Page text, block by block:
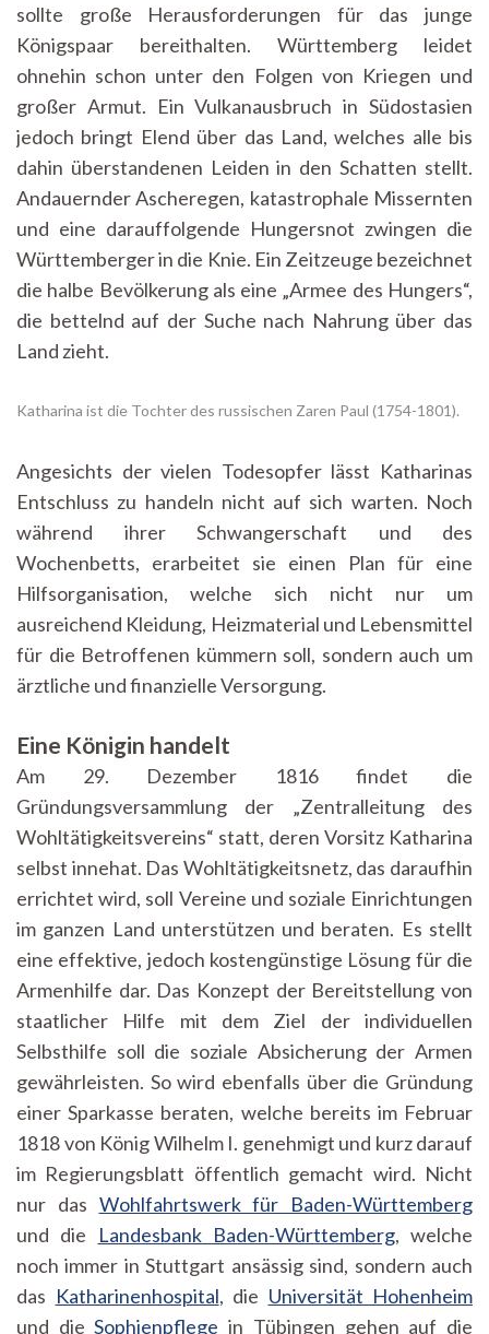
sollte große Herausforderungen für das junge
Königspaar bereithalten. Württemberg leidet
ohnehin schon unter den Folgen von Kriegen und
großer Armut. Ein Vulkanausbruch in Südostasien
jedoch bringt Elend über das Land, welches alle bis
dahin überstandenen Leiden in den Schatten stellt.
Andauernder Ascheregen, katastrophale Missernten
und eine darauffolgende Hungersnot zwingen die
Württemberger in die Knie. Ein Zeitzeuge bezeichnet
die halbe Bevölkerung als eine „Armee des Hungers“,
die bettelnd auf der Suche nach Nahrung über das
Land zieht.
Katharina ist die Tochter des russischen Zaren Paul (1754-1801).
Angesichts der vielen Todesopfer lässt Katharinas
Entschluss zu handeln nicht auf sich warten. Noch
während ihrer Schwangerschaft und des
Wochenbetts, erarbeitet sie einen Plan für eine
Hilfsorganisation, welche sich nicht nur um
ausreichend Kleidung, Heizmaterial und Lebensmittel
für die Betroffenen kümmern soll, sondern auch um
ärztliche und finanzielle Versorgung.
Eine Königin handelt
Am 29. Dezember 1816 findet die
Gründungsversammlung der „Zentralleitung des
Wohltätigkeitsvereins“ statt, deren Vorsitz Katharina
selbst innehat. Das Wohltätigkeitsnetz, das daraufhin
errichtet wird, soll Vereine und soziale Einrichtungen
im ganzen Land unterstützen und beraten. Es stellt
eine effektive, jedoch kostengünstige Lösung für die
Armenhilfe dar. Das Konzept der Bereitstellung von
staatlicher Hilfe mit dem Ziel der individuellen
Selbsthilfe soll die soziale Absicherung der Armen
gewährleisten. So wird ebenfalls über die Gründung
einer Sparkasse beraten, welche bereits im Februar
1818 von König Wilhelm I. genehmigt und kurz darauf
im Regierungsblatt öffentlich gemacht wird. Nicht
nur das Wohlfahrtswerk für Baden-Württemberg
und die
Landesbank Baden-Württemberg, welche
noch immer in Stuttgart ansässig sind, sondern auch
das Katharinenhospital, die Universität Hohenheim
und dieSophienpflege in Tübingen gehen auf die